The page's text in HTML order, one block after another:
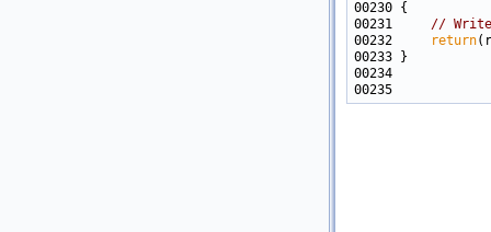
00231 //
00232
return